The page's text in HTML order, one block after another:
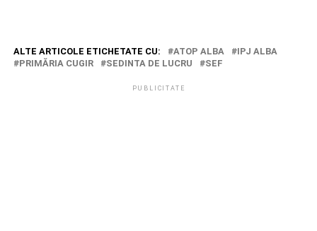
ALTE ARTICOLE ETICHETATE CU: ATOP ALBA
IPJ ALBA
PRIMĂRIA CUGIR
SEDINTA DE LUCRU SEF
PUBLICITATE